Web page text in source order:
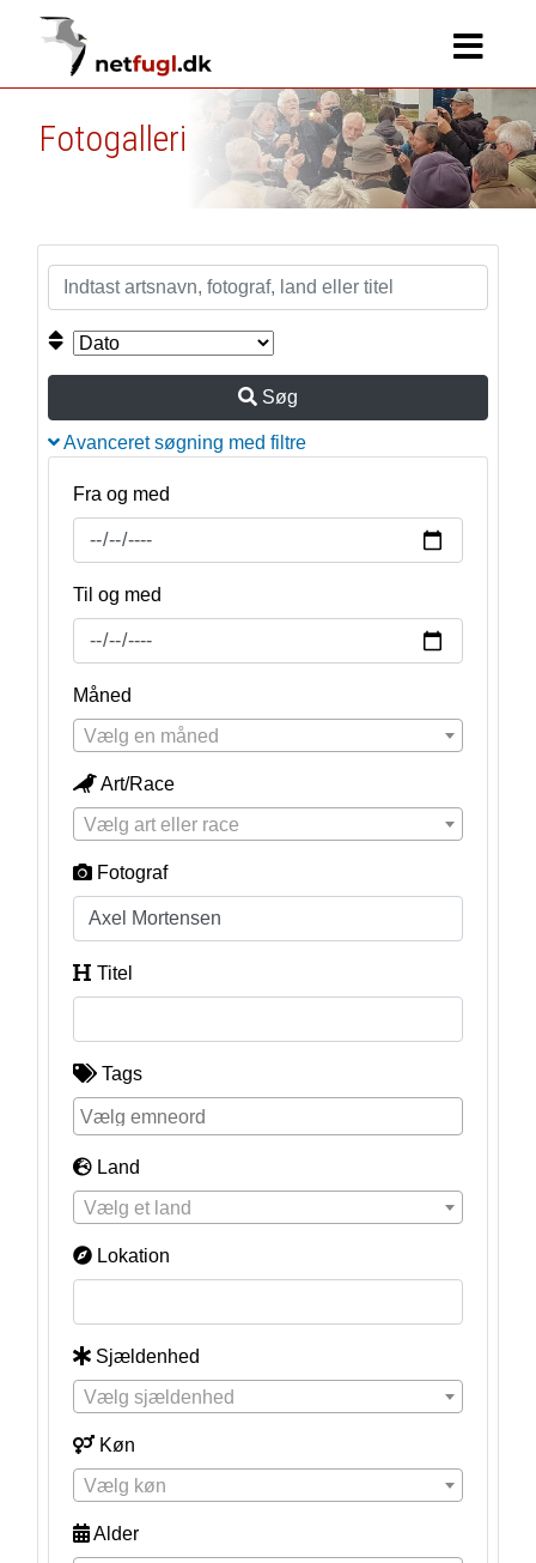
Fotogalleri
Søg
Avanceret søgning med filtre
Fra og med
Til og med
Måned
Vælg en måned
Art/Race
Vælg art eller race
Fotograf
Titel
Tags
Land
Vælg et land
Lokation
Sjældenhed
Vælg sjældenhed
Køn
Vælg køn
Alder